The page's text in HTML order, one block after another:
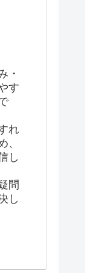
・
す
れ
、
し
問
し